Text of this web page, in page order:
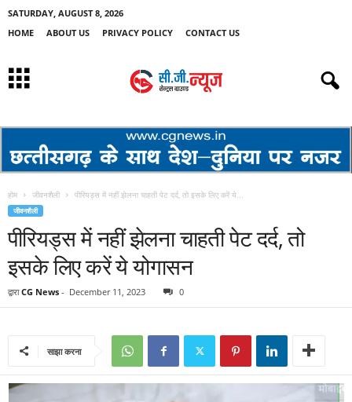
SATURDAY, AUGUST 8, 2026
HOME
ABOUT US PRIVACY POLICY CONTACT US
होम जीवनशैली पीरियड्स में नहीं झेलना चाहती पेट दर्द, तो इसके लिए करें ये...
जीवनशैली
पीरियड्स में नहीं झेलना चाहती पेट दर्द, तो
इसके लिए करें ये योगासन
द्वारा CG News - December 11, 2023 0
साझा करना